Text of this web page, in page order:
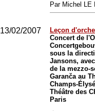
Par Michel LE
13/02/2007
Leçon
Concert de
sous la
Jansons,
de la mezzo-
Garanča au
Champs-
Théâtre des
Paris